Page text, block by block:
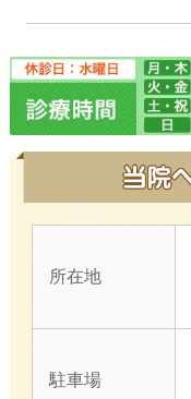
所在地
駐車場